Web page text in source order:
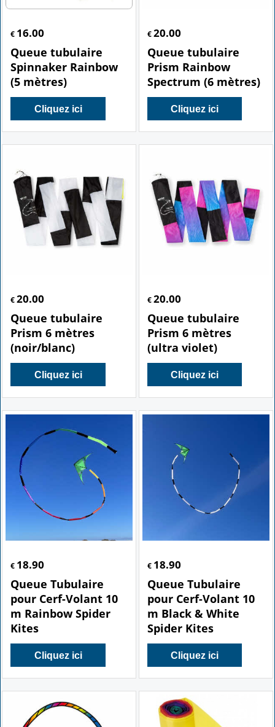
€ 16.00
Queue tubulaire
Spinnaker Rainbow
(5 mètres)
Cliquez ici
€20.00
Queue tubulaire
Prism Rainbow
Spectrum (6 mètres)
Cliquez ici
€ 20.00
Queue tubulaire
Prism 6 mètres
(noir/blanc)
Cliquez ici
€20.00
Queue tubulaire
Prism 6 mètres
(ultra violet)
Cliquez ici
€ 18.90
Queue Tubulaire
pour Cerf-Volant 10
m Rainbow Spider
Kites
Cliquez ici
€ 18.90
Queue Tubulaire
pour Cerf-Volant 10
m Black & White
Spider Kites
Cliquez ici